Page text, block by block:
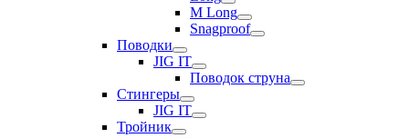
M Long
Snagproof
Поводки
JIG IT
Поводок струна
Стингеры
JIG IT
Тройник